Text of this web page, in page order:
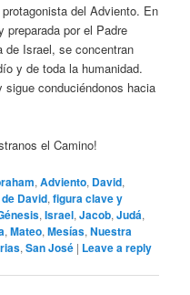
del Adviento. En
preparada por el Padre
de Israel, se concentran
y de toda la humanidad.
conduciéndonos hacia
el Camino!
,Adviento, David,
David,figura clave y
,Israel,Jacob,Judá,
,Mateo,Mesías,Nuestra
,San José | Leave a reply